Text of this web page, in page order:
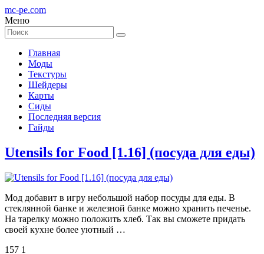
mc-pe.com
Меню
Главная
Моды
Текстуры
Шейдеры
Карты
Сиды
Последняя версия
Гайды
Utensils for Food [1.16] (посуда для еды)
Мод добавит в игру небольшой набор посуды для еды. В
стеклянной банке и железной банке можно хранить печенье.
На тарелку можно положить хлеб. Так вы сможете придать
своей кухне более уютный …
157 1